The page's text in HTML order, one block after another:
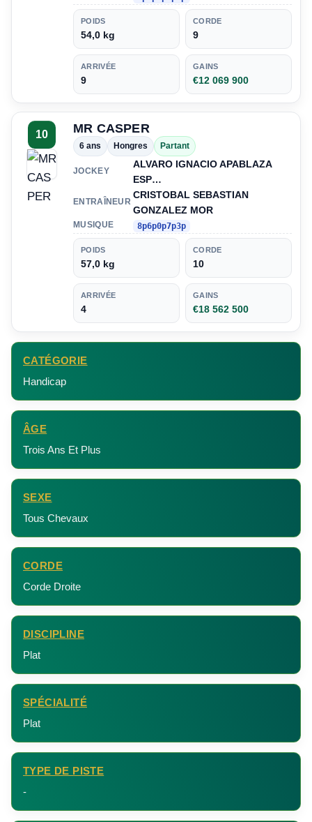
POIDS
54,0 kg
CORDE
9
ARRIVÉE
9
GAINS
€12 069 900
10 MR CASPER
6 ans Hongres Partant
JOCKEY
ALVARO IGNACIO APABLAZA
ESP…
ENTRAÎNEUR
CRISTOBAL SEBASTIAN
GONZALEZ MOR
MUSIQUE 8p6p0p7p3p
POIDS
57,0 kg
CORDE
10
ARRIVÉE
4
GAINS
€18 562 500
CATÉGORIE
Handicap
ÂGE
Trois Ans Et Plus
SEXE
Tous Chevaux
CORDE
Corde Droite
DISCIPLINE
Plat
SPÉCIALITÉ
Plat
TYPE DE PISTE
-